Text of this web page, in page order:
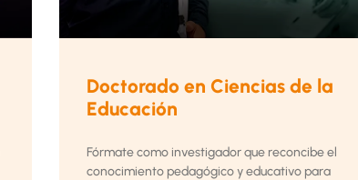
Doctorado en Ciencias de la
Educación
Fórmate como investigador que reconcibe el
conocimiento pedagógico y educativo para